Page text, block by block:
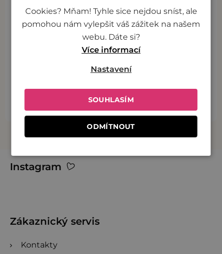
Pod taktovkou šéfkuchařů
Poctivá chuť
Rychlá příprava
Instagram
Zákaznický servis
Kontakty
Cookies? Mňam! Tyhle sice nejdou sníst, ale
pomohou nám vylepšit váš zážitek na našem
webu. Dáte si?
Více informací
SOUHLASÍM
ODMÍTNOUT
Nastavení